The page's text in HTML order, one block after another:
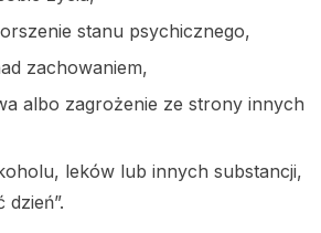
stanu psychicznego,
zachowaniem,
albo zagrożenie ze strony innych
leków lub innych substancji,